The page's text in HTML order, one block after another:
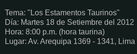
Tema: "Los Estamentos Taurinos"
Día: Martes 18 de Setiembre del 2012
Hora: 8:00 p.m. (hora taurina)
Lugar: Av. Arequipa 1369 - 1341, Lima